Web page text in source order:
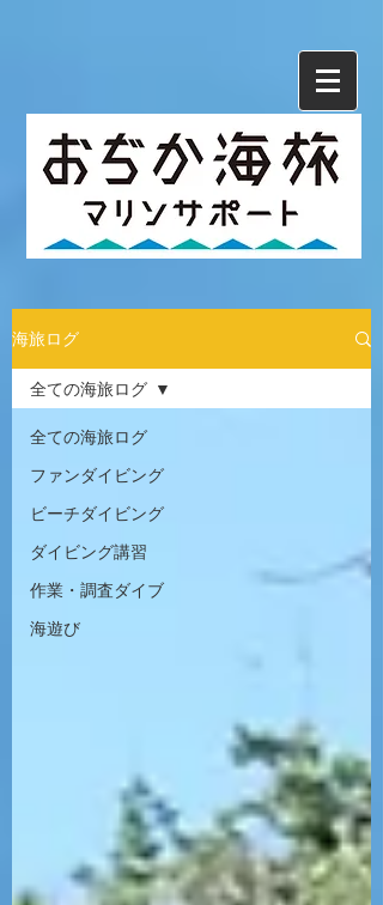
海旅ログ
全ての海旅ログ
ファンダイビング
ビーチダイビング
ダイビング講習
作業・調査ダイブ
海遊び
全ての海旅ログ